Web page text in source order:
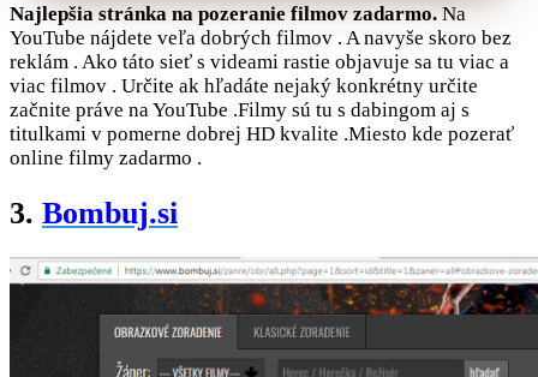
Najlepšia stránka na pozeranie filmov zadarmo. Na
YouTube nájdete veľa dobrých filmov . A navyše skoro bez
reklám . Ako táto sieť s videami rastie objavuje sa tu viac a
viac filmov . Určite ak hľadáte nejaký konkrétny určite
začnite práve na YouTube .Filmy sú tu s dabingom aj s
titulkami v pomerne dobrej HD kvalite .Miesto kde pozerať
online filmy zadarmo .
3. Bombuj.si